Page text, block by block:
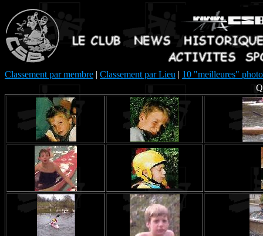
Classement par membre | Classement par Lieu | 10 "meilleures"